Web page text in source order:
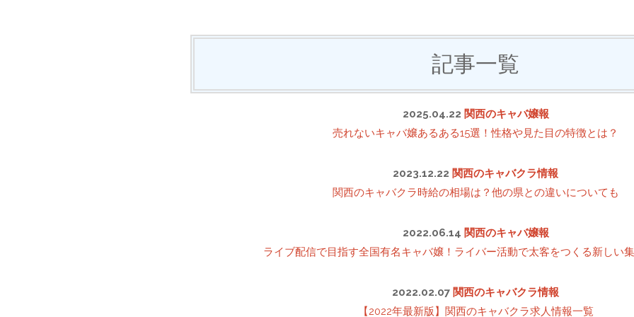
記事一覧
2025.04.22 関西のキャバ嬢報
売れないキャバ嬢あるある15選！性格や見た目の特徴とは？
2023.12.22 関西のキャバクラ情報
関西のキャバクラ時給の相場は？他の県との違いについても
2022.06.14 関西のキャバ嬢報
ライブ配信で目指す全国有名キャバ嬢！ライバー活動で太客をつくる新しい
2022.02.07 関西のキャバクラ情報
【2022年最新版】関西のキャバクラ求人情報一覧